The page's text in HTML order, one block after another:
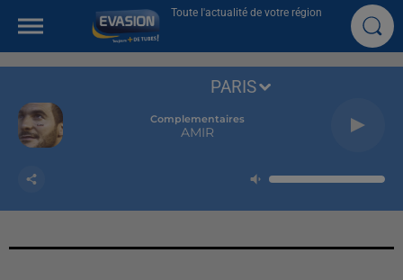
Toute l'actualité de votre région
Complementaires
AMIR
PARIS